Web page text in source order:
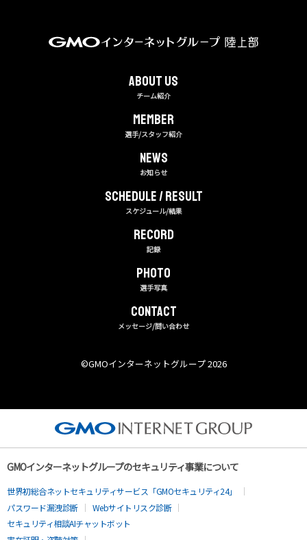
About us
チーム紹介
MEMBER
選手/スタッフ紹介
NEWS
お知らせ
Schedule / Result
スケジュール/結果
RECORD
記録
PHOTO
選手写真
CONTACT
メッセージ/問い合わせ
©︎GMOインターネットグループ 2026
GMOインターネットグループのセキュリティ事業について
世界初総合ネットセキュリティサービス「GMOセキュリティ24」
パスワード漏洩診断
Webサイトリスク診断
セキュリティ相談AIチャットボット